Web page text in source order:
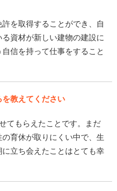
を取得することができ、自
資材が新しい建物の建設に
信を持って仕事をすること
教えてください
てもらえたことです。まだ
の育休が取りにくい中で、生
に立ち会えたことはとても幸